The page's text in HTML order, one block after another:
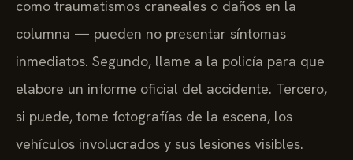
como traumatismos craneales o daños en la
columna — pueden no presentar síntomas
inmediatos. Segundo, llame a la policía para que
elabore un informe oficial del accidente. Tercero,
si puede, tome fotografías de la escena, los
vehículos involucrados y sus lesiones visibles.